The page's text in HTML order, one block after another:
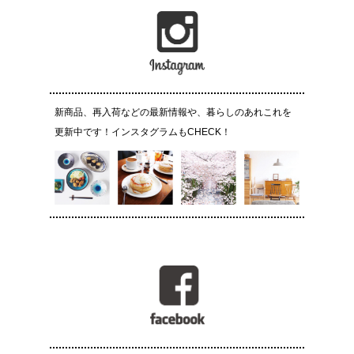
新商品、再入荷などの最新情報や、暮らしのあれこれを
更新中です！インスタグラムもCHECK！